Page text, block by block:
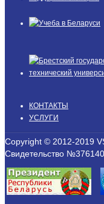
КОНТАКТЫ
УСЛУГИ
Copyright © 2012-2019
Свидетельство